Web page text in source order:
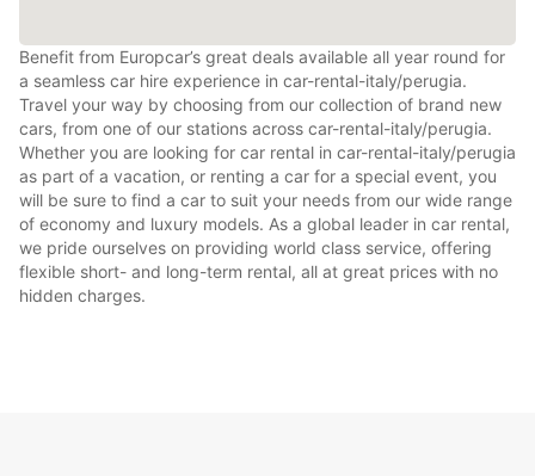
Benefit from Europcar’s great deals available all year round for
a seamless car hire experience in car-rental-italy/perugia.
Travel your way by choosing from our collection of brand new
cars, from one of our stations across car-rental-italy/perugia.
Whether you are looking for car rental in car-rental-italy/perugia
as part of a vacation, or renting a car for a special event, you
will be sure to find a car to suit your needs from our wide range
of economy and luxury models. As a global leader in car rental,
we pride ourselves on providing world class service, offering
flexible short- and long-term rental, all at great prices with no
hidden charges.